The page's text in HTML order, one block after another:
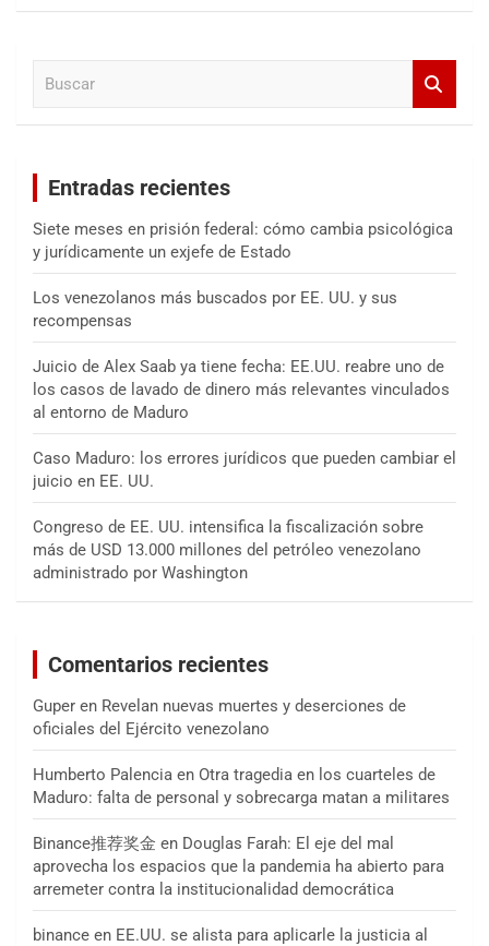
Entradas recientes
Siete meses en prisión federal: cómo cambia psicológica
y jurídicamente un exjefe de Estado
Los venezolanos más buscados por EE. UU. y sus
recompensas
Juicio de Alex Saab ya tiene fecha: EE.UU. reabre uno de
los casos de lavado de dinero más relevantes vinculados
al entorno de Maduro
Caso Maduro: los errores jurídicos que pueden cambiar el
juicio en EE. UU.
Congreso de EE. UU. intensifica la fiscalización sobre
más de USD 13.000 millones del petróleo venezolano
administrado por Washington
Comentarios recientes
Guper en Revelan nuevas muertes y deserciones de
oficiales del Ejército venezolano
Humberto Palencia en Otra tragedia en los cuarteles de
Maduro: falta de personal y sobrecarga matan a militares
Binance推荐奖金 en Douglas Farah: El eje del mal
aprovecha los espacios que la pandemia ha abierto para
arremeter contra la institucionalidad democrática
binance en EE.UU. se alista para aplicarle la justicia al